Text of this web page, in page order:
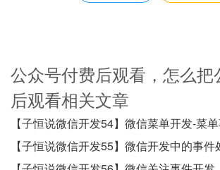
公众号付费后观看，怎么把
后观看相关文章
【子恒说微信开发54】微信菜单开发-菜
【子恒说微信开发55】微信开发中的事件